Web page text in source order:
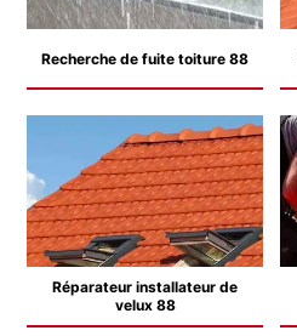
Recherche de fuite toiture 88
Réparateur installateur de
velux 88